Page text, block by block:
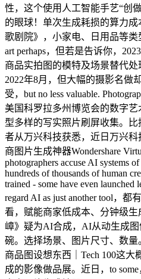
性，这个使用人工智能手艺“创
的眼球！单次生成耗损的算力
歌剧院》，小家电、日用品等类
art perhaps，但若是告诉你，
商品实拍图的模特及场景替代处
2022年8月，但大幅的摄影名做
受，but no less valuable.
美国科罗拉多州博览会的数字
型多样的写实照片刷屏收集。
者从万兴科技获悉，近日万兴
商图片生成神器Wondershare
photographers accuse AI systems
hundreds of thousands of human
trained - some have even launched
regard AI as just another tool，
看，赋能商家低成本、分钟级
嶂》疑为AI合成，AI从动生成
碗。选择场景、图片尺寸、数
商品图设想东西｜Tech 100这
成的影像做品展。近日，to